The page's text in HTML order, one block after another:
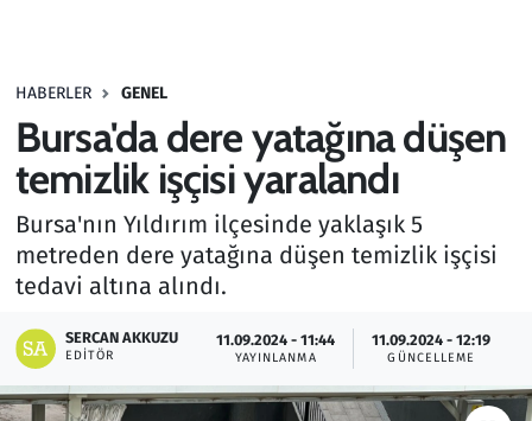
HABERLER GENEL
Bursa'da dere yatağına düşen
temizlik işçisi yaralandı
Bursa'nın Yıldırım ilçesinde yaklaşık 5
metreden dere yatağına düşen temizlik işçisi
tedavi altına alındı.
SERCAN AKKUZU
EDITÖR
11.09.2024 - 11:44
YAYINLANMA
11.09.2024 - 12:19
GÜNCELLEME
Haber
Kültür Sanat
Kurumsal Haberler
Lezzet Durağı
Memur ve Kamu
Otomobil